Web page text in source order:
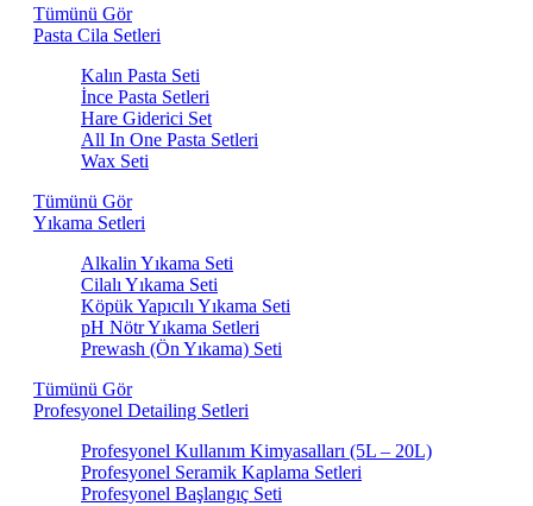
Tümünü Gör
Pasta Cila Setleri
Kalın Pasta Seti
İnce Pasta Setleri
Hare Giderici Set
All In One Pasta Setleri
Wax Seti
Tümünü Gör
Yıkama Setleri
Alkalin Yıkama Seti
Cilalı Yıkama Seti
Köpük Yapıcılı Yıkama Seti
pH Nötr Yıkama Setleri
Prewash (Ön Yıkama) Seti
Tümünü Gör
Profesyonel Detailing Setleri
Profesyonel Kullanım Kimyasalları (5L – 20L)
Profesyonel Seramik Kaplama Setleri
Profesyonel Başlangıç Seti